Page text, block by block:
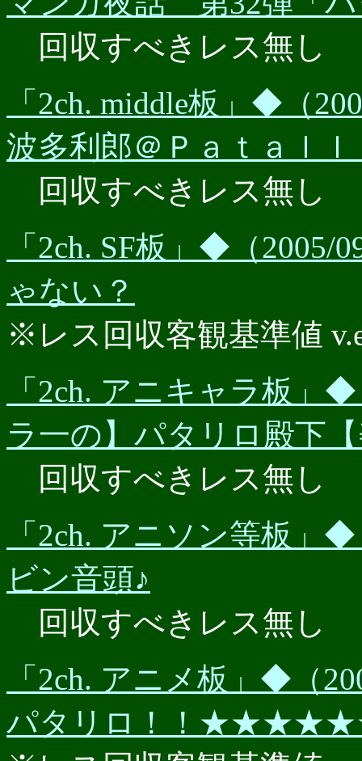
回収すべきレス無し
「2ch. middle板」◆（
波多利郎＠Ｐａｔａｌ
回収すべきレス無し
「2ch. SF板」◆（
ゃない？
※レス回収客観基準値
「2ch. アニキャラ板
ラ一の】パタリロ殿下
回収すべきレス無し
「2ch. アニソン等板
ビン音頭♪
回収すべきレス無し
「2ch. アニメ板」◆
パタリロ！！